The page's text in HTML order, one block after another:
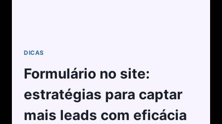
DICAS
Formulário no site:
estratégias para captar
mais leads com eficácia